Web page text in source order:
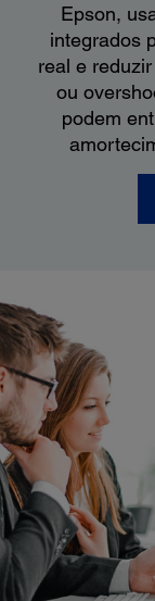
Epson,
integrados
real e
ou
podem